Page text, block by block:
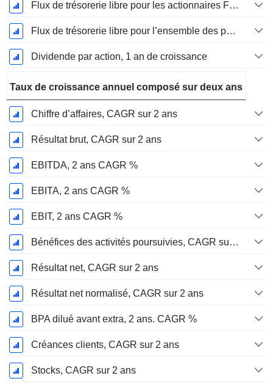
Flux de trésorerie libre pour les actionnaires FCFE, Croissance 1 an
Flux de trésorerie libre pour l’ensemble des pourvoyeurs de fonds (créanciers et actionnaires) FCFF, Croissance 1 an
Dividende par action, 1 an de croissance
Taux de croissance annuel composé sur deux ans
Chiffre d’affaires, CAGR sur 2 ans
Résultat brut, CAGR sur 2 ans
EBITDA, 2 ans CAGR %
EBITA, 2 ans CAGR %
EBIT, 2 ans CAGR %
Bénéfices des activités poursuivies, CAGR sur 2 ans
Résultat net, CAGR sur 2 ans
Résultat net normalisé, CAGR sur 2 ans
BPA dilué avant extra, 2 ans. CAGR %
Créances clients, CAGR sur 2 ans
Stocks, CAGR sur 2 ans